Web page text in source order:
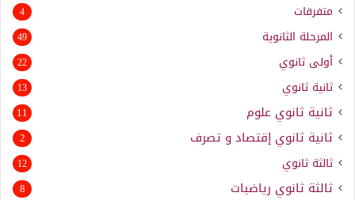
متفرقات 4
المرحلة الثانوية 49
أولى ثانوي 22
ثانية ثانوي 13
ثانية ثانوي علوم 11
ثانية ثانوي إقتصاد و تصرف 2
ثالثة ثانوي 12
ثالثة ثانوي رياضيات 8